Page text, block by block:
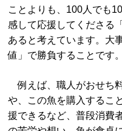
ことよりも、100人でも
感して応援してくださる
あると考えています。大
値」で勝負することです。
例えば、職人がおせち
や、この魚を購入するこ
援できるなど、普段消費